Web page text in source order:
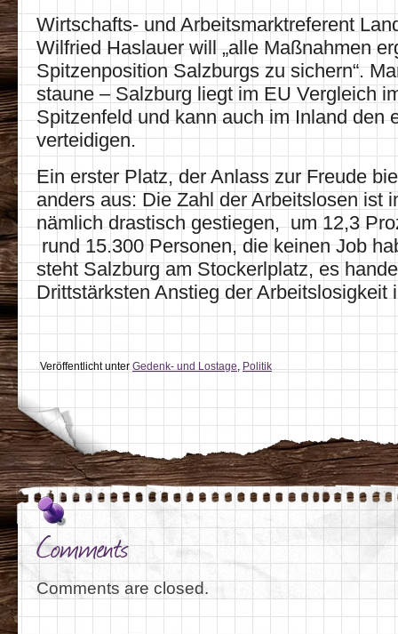
Wirtschafts- und Arbeitsmarktreferent
Wilfried Haslauer will „alle Maßnahmen
Spitzenposition Salzburgs zu sichern“.
staune – Salzburg liegt im EU Vergleich
Spitzenfeld und kann auch im Inland den
verteidigen.
Ein erster Platz, der Anlass zur Freude
anders aus: Die Zahl der Arbeitslosen ist
nämlich drastisch gestiegen, um 12,3
rund 15.300 Personen, die keinen Job
steht Salzburg am Stockerlplatz, es
Drittstärksten Anstieg der Arbeitslosigkeit
Veröffentlicht unterGedenk- und Lostage,Politik
Comments
Comments are closed.